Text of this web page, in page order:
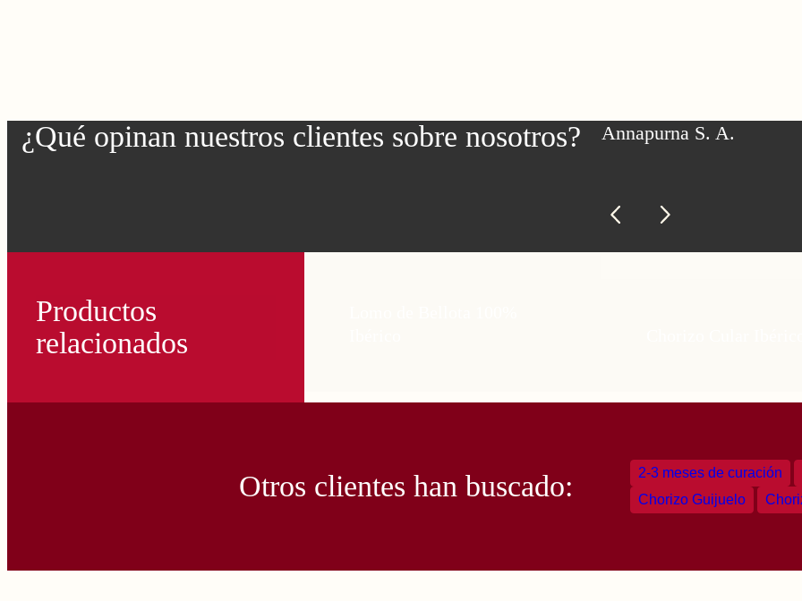
¿Qué opinan nuestros clientes sobre nosotros? Annapurna S. A.
Productos
relacionados
Otros clientes han buscado: 2-3 meses de curación
Chorizo Guijuelo